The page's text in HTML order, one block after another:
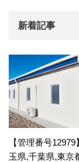
新着記事
【管理番号
玉県,千葉県,東京